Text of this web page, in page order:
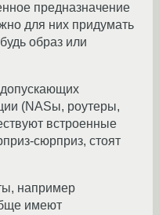
предназначение
для них придумать
образ или
допускающих
(NASы, роутеры,
встроенные
сюрприз, стоят
например
имеют